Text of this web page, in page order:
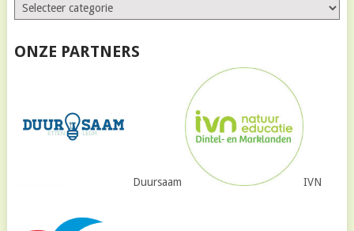
ONZE PARTNERS
Duursaam IVN